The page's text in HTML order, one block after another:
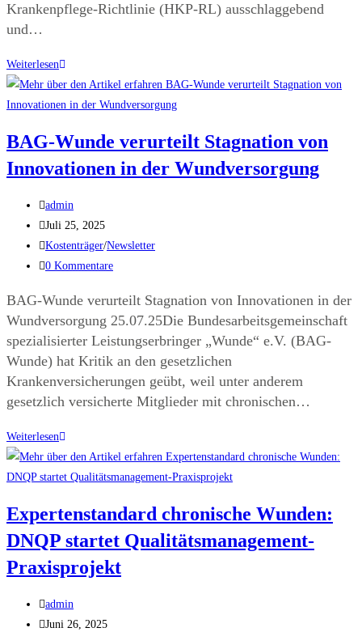
Krankenpflege-Richtlinie (HKP-RL) ausschlaggebend
und…
Weiterlesen
BAG-Wunde verurteilt Stagnation von
Innovationen in der Wundversorgung
admin
Juli 25, 2025
Kostenträger/Newsletter
0 Kommentare
BAG-Wunde verurteilt Stagnation von Innovationen in der
Wundversorgung 25.07.25Die Bundesarbeitsgemeinschaft
spezialisierter Leistungserbringer „Wunde“ e.V. (BAG-
Wunde) hat Kritik an den gesetzlichen
Krankenversicherungen geübt, weil unter anderem
gesetzlich versicherte Mitglieder mit chronischen…
Weiterlesen
Expertenstandard chronische Wunden:
DNQP startet Qualitätsmanagement-
Praxisprojekt
admin
Juni 26, 2025